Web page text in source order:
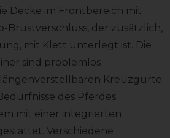
Decke im Frontbereich mit
Brustverschluss, der zusätzlich,
mit Klett unterlegt ist. Die
sind problemlos
längenverstellbaren Kreuzgurte
des Pferdes
mit einer integrierten
Verschiedene